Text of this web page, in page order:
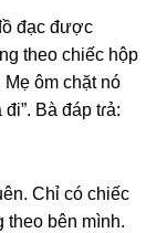
đạc được
theo chiếc hộp
Mẹ ôm chặt nó
Bà đáp tɾả:
Chỉ có chiếc
theo bên mình.